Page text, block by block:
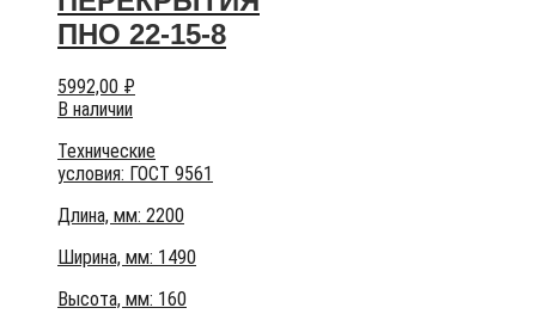
ПНО 22-15-8
5992,00 ₽
В наличии
Технические
условия: ГОСТ 9561
Длина, мм: 2200
Ширина, мм: 1490
Высота, мм: 160